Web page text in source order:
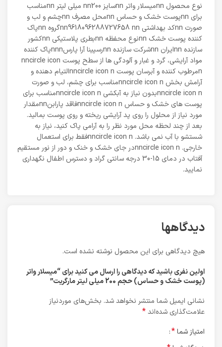
نوع محصول nnمیسلار واتر nnسایز nn200 میلی لیتر nnمناسب
برای nnپوست خشک و حساس nnمحل مصرف nnچشم و لب و
صورت nnکد بهداشتی nn9618096288727658 nnگروه nnپاک
کننده پوست خشک nnنوع محفظه nnبطری پلاستیکی nnکشور
سازنده nnایران nnشرکت سازنده nnرسپینا آرا پارسnnnپاک کننده
مواد آرایشی، گرد و غبار و آلودگی ها از سطح پوست nncircle icon
nمرطوب کننده و آبرسان پوست nncircle icon nالتیام دهنده و
آرامش بخش nncircle icon nمناسب برای چشم، لب و صورت
nncircle icon nبدون نیاز به آبکشی nncircle icon nمناسب برای
پوست های خشک و حساس nncircle icon nفاقد پارابنnnمقدار
مورد نیاز از محلول را روی پد آرایشی ریخته و روی پوست بمالید.
بعد از چند لحظه محل مورد نظر را به آرامی پاک کنید، نیاز به
شستشو با آب نمی باشد. nncircle icon nفقط برای استعمال
خارجی. nncircle icon nدر جای خشک و خنک و دور از نور مستقیم
آفتاب در دمای 15-30 درجه سانتی گراد و دسترس اطفال نگهداری
نمایید.
دیدگاهها
هیچ دیدگاهی برای این محصول نوشته نشده است.
اولین نفری باشید که دیدگاهی را ارسال می کنید برای “میسلار واتر
(پوست خشک و حساس) حجم 200 میلی لیتر مارگریت”
نشانی ایمیل شما منتشر نخواهد شد. بخش‌های موردنیاز
علامت‌گذاری شده‌اند*
امتیاز شما*